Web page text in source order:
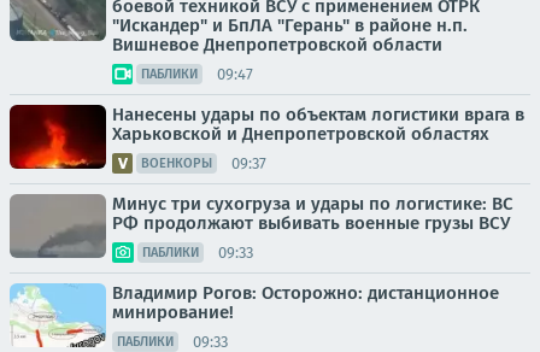
боевой техникой ВСУ с применением ОТРК
"Искандер" и БпЛА "Герань" в районе н.п.
Вишневое Днепропетровской области
ПАБЛИКИ 09:47
Нанесены удары по объектам логистики врага в
Харьковской и Днепропетровской областях
ВОЕНКОРЫ 09:37
Минус три сухогруза и удары по логистике: ВС
РФ продолжают выбивать военные грузы ВСУ
ПАБЛИКИ 09:33
Владимир Рогов: Осторожно: дистанционное
минирование!
ПАБЛИКИ 09:33